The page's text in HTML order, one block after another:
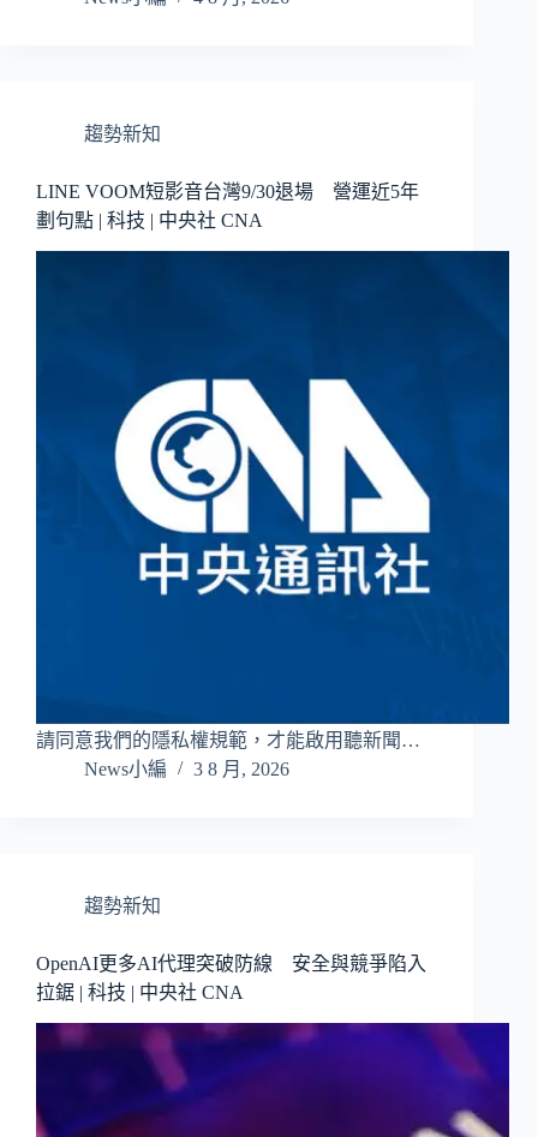
趨勢新知
LINE VOOM短影音台灣9/30退場 營運近5年
劃句點 | 科技 | 中央社 CNA
請同意我們的隱私權規範，才能啟用聽新聞…
News小編
3 8 月, 2026
趨勢新知
OpenAI更多AI代理突破防線 安全與競爭陷入
拉鋸 | 科技 | 中央社 CNA